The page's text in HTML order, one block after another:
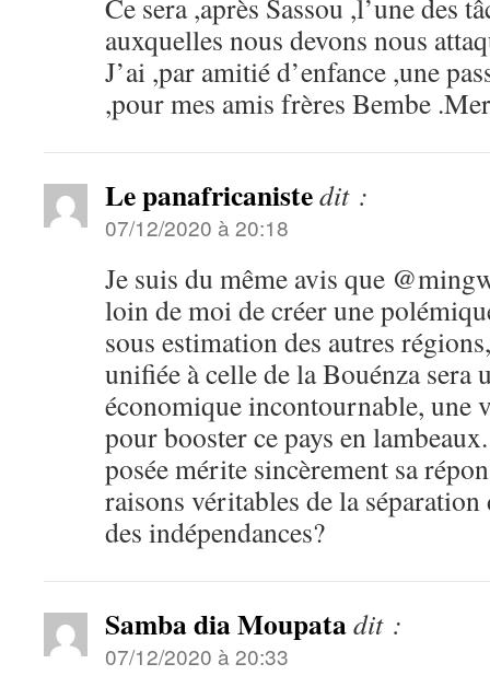
Ce sera ,après Sassou ,l’une des
auxquelles nous devons nous
J’ai ,par amitié d’enfance ,une
,pour mes amis frères Bembe
Le panafricanistedit :
07/12/2020 à 20:18
Je suis du même avis que
loin de moi de créer une
sous estimation des autres
unifiée à celle de la Bouénza sera
économique incontournable, une
pour booster ce pays en
posée mérite sincèrement sa
raisons véritables de la
des indépendances?
Samba dia Moupatadit :
07/12/2020 à 20:33